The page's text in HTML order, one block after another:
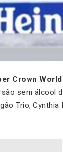
Crown
sem álcool
Trio,